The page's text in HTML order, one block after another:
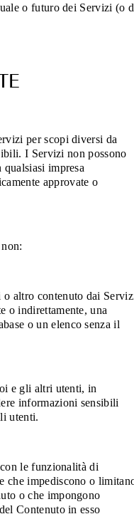
o futuro dei Servizi (o
per scopi diversi da
I Servizi non possono
impresa
approvate o
o altro contenuto dai
o indirettamente, una
o un elenco senza il
e gli altri utenti, in
informazioni sensibili
utenti.
le funzionalità di
che impediscono o
o che impongono
Contenuto in esso